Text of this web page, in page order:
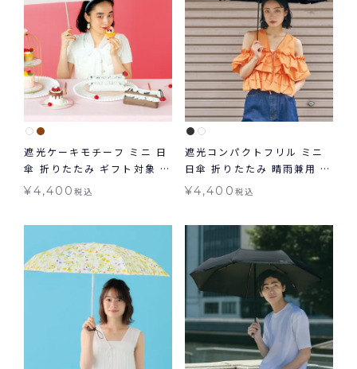
遮光ケーキモチーフ ミニ 日
傘 折りたたみ ギフト対象 晴
雨兼用 送料無料 Wpc.
¥4,400税込
遮光コンパクトフリル ミニ
日傘 折りたたみ 晴雨兼用 ギ
フト対象 送料無料 Wpc.
¥4,400 税込